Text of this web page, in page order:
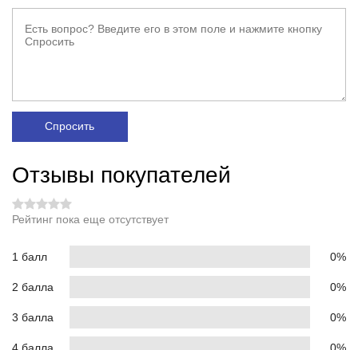
Спросить
Отзывы покупателей
Рейтинг пока еще отсутствует
1 балл 0%
2 балла 0%
3 балла 0%
4 балла 0%